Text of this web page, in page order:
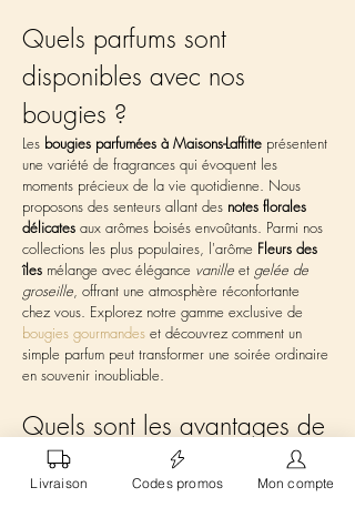
Quels parfums sont
disponibles avec nos
bougies ?
Les bougies parfumées à Maisons-Laffitte présentent
une variété de fragrances qui évoquent les
moments précieux de la vie quotidienne. Nous
proposons des senteurs allant des notes florales
délicates aux arômes boisés envoûtants. Parmi nos
collections les plus populaires, l'arôme Fleurs des
îles mélange avec élégance vanille et gelée de
groseille, offrant une atmosphère réconfortante
chez vous. Explorez notre gamme exclusive de
bougies gourmandes et découvrez comment un
simple parfum peut transformer une soirée ordinaire
en souvenir inoubliable.
Quels sont les avantages de
nos bougies artisanales à
Maisons-Laffitte ?
Livraison Codes promos Mon compte